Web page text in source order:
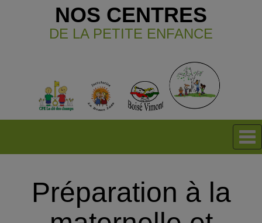
NOS CENTRES
DE LA PETITE ENFANCE
Préparation à la